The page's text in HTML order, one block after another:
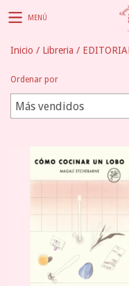
MENÚ
Inicio / Libreria /
Ordenar por